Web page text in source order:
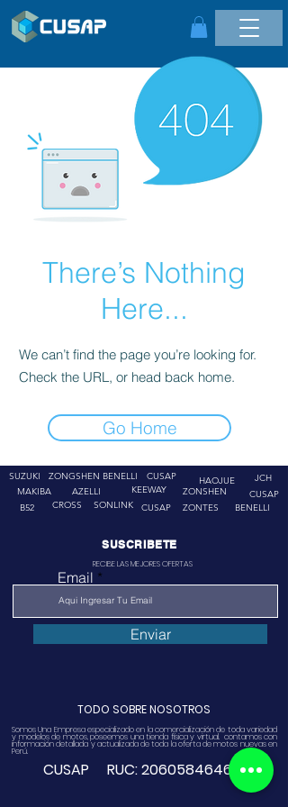
There’s Nothing
Here...
We can’t find the page you’re looking for.
Check the URL, or head back home.
Go Home
SUZUKI
ZONGSHEN
MAKIBA
AZELLI
BENELLI
CUSAP
KEEWAY
B52
CROSS SONLINK CUSAP
HAOJUE
JCH
ZONSHEN
ZONTES
CUSAP
BENELLI
SUSCRIBETE
RECIBE LAS MEJORES OFERTAS
Email
Enviar
TODO SOBRE NOSOTROS
Somos Una Empresa especializado en la comercialización de toda variedad
y modelos de motos, poseemos una tienda física y virtual. contamos con
información detallada y actualizada de toda la oferta de motos nuevas en
Perú.
CUSAP RUC:20605846468